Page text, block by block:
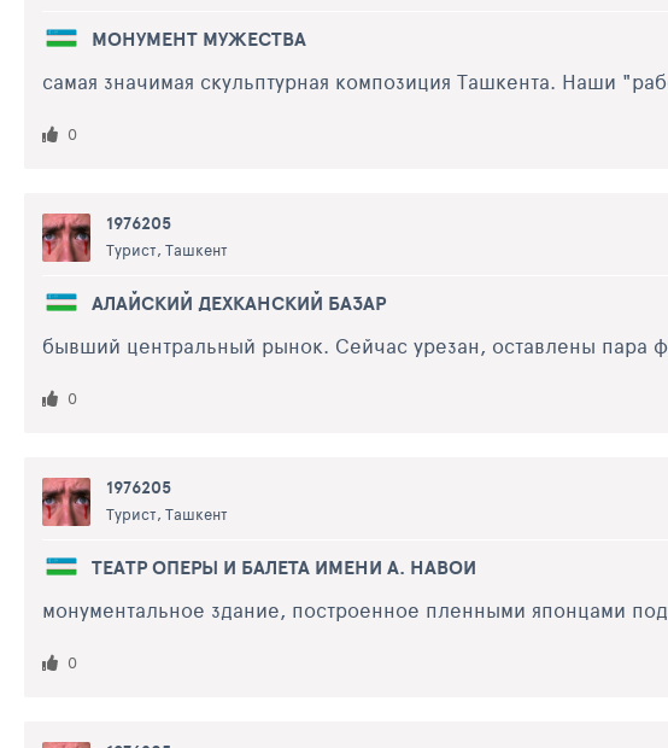
МОНУМЕНТ МУЖЕСТВА
самая значимая скульптурная композиция Ташкента. Наши
0
1976205
Турист, Ташкент
АЛАЙСКИЙ ДЕХКАНСКИЙ БАЗАР
бывший центральный рынок. Сейчас урезан, оставлены
0
1976205
Турист, Ташкент
ТЕАТР ОПЕРЫ И БАЛЕТА ИМЕНИ А. НАВОИ
монументальное здание, построенное пленными японцами
0